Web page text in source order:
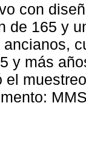
con
de 165 y
y más
el